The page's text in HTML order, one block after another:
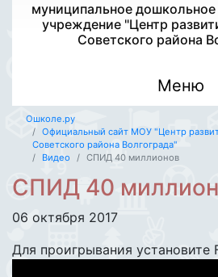
муниципальное дошкольное
учреждение "Центр
Советского района
Меню
Ошколе.ру
Официальный сайт МОУ "Центр
Советского района Волгограда"
Видео
СПИД 40 миллионов
СПИД 40
06 октября 2017
Для проигрывания установите